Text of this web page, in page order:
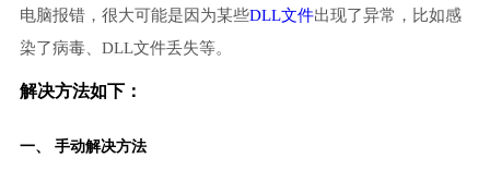
电脑报错，很大可能是因为某些DLL文件出现了异常，比如感
染了病毒、DLL文件丢失等。
解决方法如下：
一、 手动解决方法